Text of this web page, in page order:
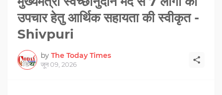
उपचार हेतु आर्थिक सहायता की स्वीकृत -
Shivpuri
by The Today Times
जून 09, 2026